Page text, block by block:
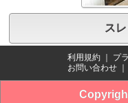
ス
利用規約 プ
お問い合わせ